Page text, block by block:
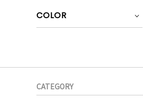
COLOR
CATEGORY